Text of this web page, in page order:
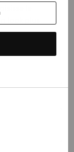
le